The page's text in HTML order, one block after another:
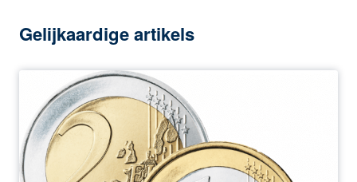
Gelijkaardige artikels